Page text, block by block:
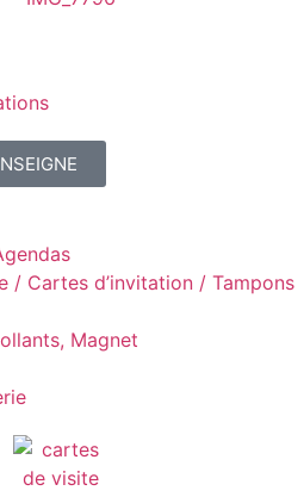
/ Cartes d’invitation / Tampons
Magnet